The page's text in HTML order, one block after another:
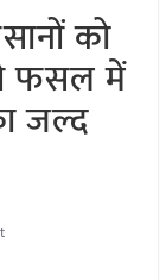
को
फसल में
जल्द